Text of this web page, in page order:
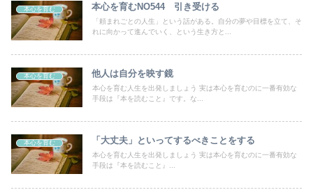
本心を育む 本心を育むNO544 引き受ける
「頼まれごとの人生」という話がある。自分の夢や目標を立て、そ
れに向かって進んでいく、という生き方と...
本心を育む 他人は自分を映す鏡
本心を育む人生を出発しましょう 実は本心を育むのに一番有効な
手段は『本を読むこと』です。な...
本心を育む 「大丈夫」といってするべきことをする
本心を育む人生を出発しましょう 実は本心を育むのに一番有効な
手段は『本を読むこと』...